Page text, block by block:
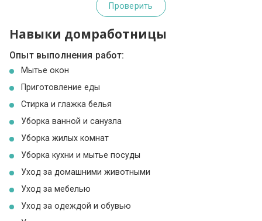
Проверить
Навыки домработницы
Опыт выполнения работ:
Мытье окон
Приготовление еды
Стирка и глажка белья
Уборка ванной и санузла
Уборка жилых комнат
Уборка кухни и мытье посуды
Уход за домашними животными
Уход за мебелью
Уход за одеждой и обувью